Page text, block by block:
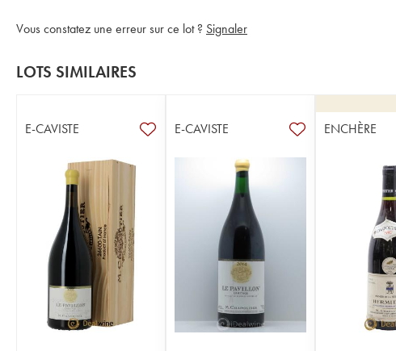
Vous constatez une erreur sur ce lot ? Signaler
LOTS SIMILAIRES
E-CAVISTE E-CAVISTE ENCHÈRE